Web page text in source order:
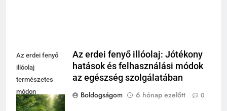
Az erdei fenyő
illóolaj
természetes
módon
támogatja a
Az erdei fenyő illóolaj: Jótékony
hatások és felhasználási módok
az egészség szolgálatában
Boldogságom
6 hónap ezelőtt 0